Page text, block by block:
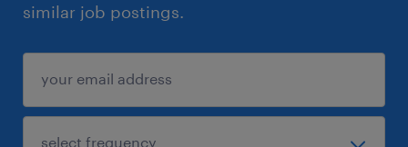
similar job postings.